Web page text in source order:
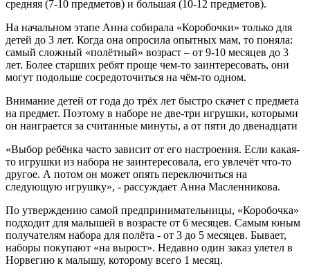
средняя (7-10 предметов) и большая (10-12 предметов).
На начальном этапе Анна собирала «Коробочки» только для
детей до 3 лет. Когда она опросила опытных мам, то поняла:
самый сложный «полётный» возраст – от 9-10 месяцев до 3
лет. Более старших ребят проще чем-то заинтересовать, они
могут подольше сосредоточиться на чём-то одном.
Внимание детей от года до трёх лет быстро скачет с предмета
на предмет. Поэтому в наборе не две-три игрушки, которыми
он наиграется за считанные минуты, а от пяти до двенадцати
«Выбор ребёнка часто зависит от его настроения. Если какая-
то игрушки из набора не заинтересовала, его увлечёт что-то
другое. А потом он может опять переключиться на
следующую игрушку», - рассуждает Анна Масленникова.
По утверждению самой предпринимательницы, «Коробочка»
подходит для малышей в возрасте от 6 месяцев. Самым юным
получателям набора для полёта - от 3 до 5 месяцев. Бывает,
наборы покупают «на вырост». Недавно один заказ улетел в
Норвегию к малышу, которому всего 1 месяц.